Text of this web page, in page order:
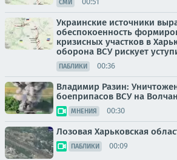
СМИ
Украинские источники
обеспокоенность
кризисных участков в
оборона ВСУ рискует
ПАБЛИКИ 00:36
Владимир Разин:
боеприпасов ВСУ на
МНЕНИЯ 00:30
Лозовая Харьковская
ПАБЛИКИ 00:09